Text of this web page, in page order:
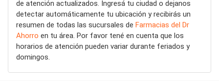
de atención actualizados. Ingresá tu ciudad o dejanos
detectar automáticamente tu ubicación y recibirás un
resumen de todas las sucursales de Farmacias del Dr
Ahorro en tu área. Por favor tené en cuenta que los
horarios de atención pueden variar durante feriados y
domingos.